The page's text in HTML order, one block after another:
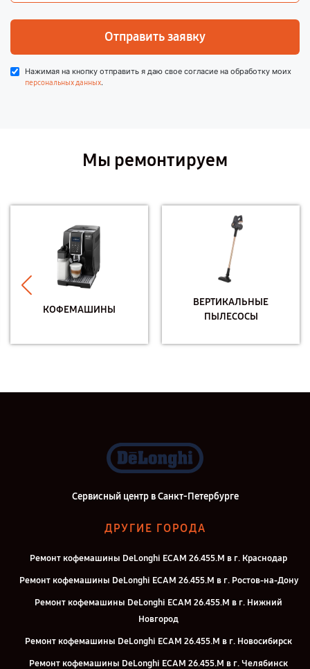
Отправить заявку
Нажимая на кнопку отправить я даю свое согласие на обработку моих
персональных данных.
Мы ремонтируем
КОФЕМАШИНЫ
ВЕРТИКАЛЬНЫЕ
ПЫЛЕСОСЫ
Сервисный центр в Санкт-Петербурге
ДРУГИЕ ГОРОДА
Ремонт кофемашины DeLonghi ECAM 26.455.M в г. Краснодар
Ремонт кофемашины DeLonghi ECAM 26.455.M в г. Ростов-на-Дону
Ремонт кофемашины DeLonghi ECAM 26.455.M в г. Нижний
Новгород
Ремонт кофемашины DeLonghi ECAM 26.455.M в г. Новосибирск
Ремонт кофемашины DeLonghi ECAM 26.455.M в г. Челябинск